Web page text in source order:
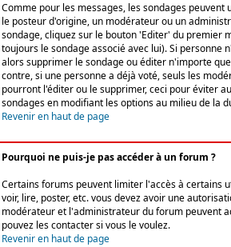
Comme pour les messages, les sondages
le posteur d'origine, un modérateur ou un
sondage, cliquez sur le bouton 'Editer' du premier
toujours le sondage associé avec lui). Si personne
alors supprimer le sondage ou éditer n'importe
contre, si une personne a déjà voté, seuls les
pourront l'éditer ou le supprimer, ceci pour éviter
sondages en modifiant les options au milieu de la
Revenir en haut de page
Pourquoi ne puis-je pas accéder à un forum ?
Certains forums peuvent limiter l'accès à certains
voir, lire, poster, etc. vous devez avoir une
modérateur et l'administrateur du forum peuvent
pouvez les contacter si vous le voulez.
Revenir en haut de page